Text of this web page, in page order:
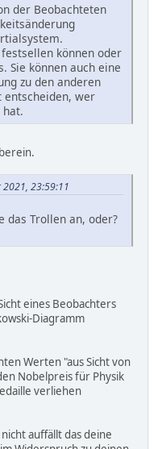
der Beobachteten
können oder
Sie können auch eine
zu den anderen
entscheiden, wer
hat.
23:59:11
das Trollen an, oder?
eines Beobachters
Diagramm
Werten "aus Sicht von
Nobelpreis für Physik
verliehen
auffällt das deine